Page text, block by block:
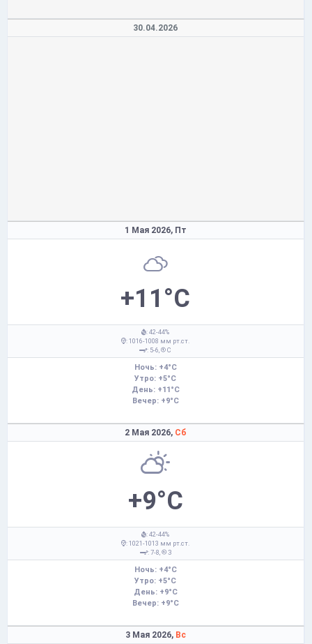
30.04.2026
1 Мая 2026, Пт
+11°C
: 42-44%
: 1016-1008 мм рт.ст.
: 5-6,
С
Ночь: +4°C
Утро: +5°C
День: +11°C
Вечер: +9°C
2 Мая 2026, Сб
+9°C
: 42-44%
: 1021-1013 мм рт.ст.
: 7-8,
З
Ночь: +4°C
Утро: +5°C
День: +9°C
Вечер: +9°C
3 Мая 2026, Вс